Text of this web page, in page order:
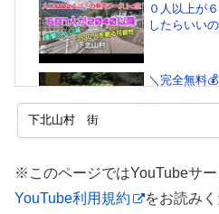
０人以上が
したらいい
＼完全無料
下北山村 不
※このページではYouTubeサー
YouTube利用規約
をお読みく